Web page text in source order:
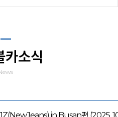
카소식